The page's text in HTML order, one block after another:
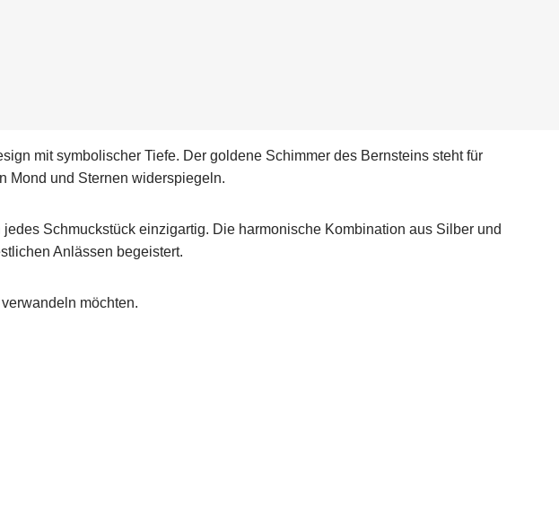
mit symbolischer Tiefe. Der goldene Schimmer des Bernsteins steht für
Mond und Sternen widerspiegeln.
Schmuckstück einzigartig. Die harmonische Kombination aus Silber und
Anlässen begeistert.
möchten.